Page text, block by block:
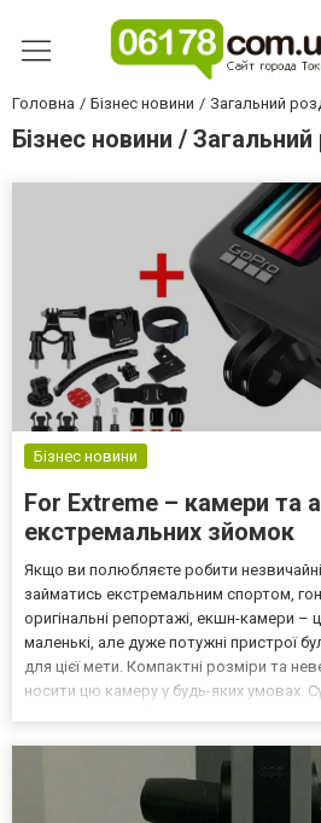
Головна Бізнес новини Загальний
Бізнес новини / Загальний
Бізнес новини
For Extreme – камери та
екстремальних зйомок
Якщо ви полюбляєте робити незвичайні
займатись екстремальним спортом,
оригінальні репортажі, екшн-камери –
маленькі, але дуже потужні пристрої
для цієї мети. Компактні розміри та
носити цю камеру у будь-яких умовах.